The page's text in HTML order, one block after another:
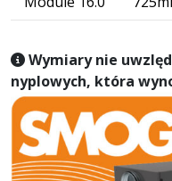
Wymiary nie
nyplowych, która